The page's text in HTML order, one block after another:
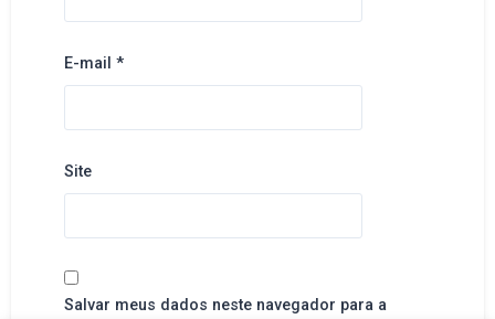
E-mail *
Site
Salvar meus dados neste navegador para a